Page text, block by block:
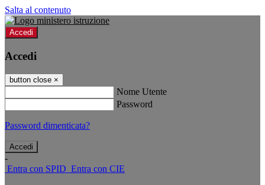
Salta al contenuto
Accedi
Accedi
button close ×
Nome Utente
Password
Password dimenticata?
-
Entra con SPID Entra con CIE